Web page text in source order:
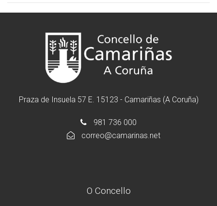
Praza de Insuela 57 E. 15123 - Camariñas (A Coruña)
981 736 000
correo@camarinas.net
O Concello